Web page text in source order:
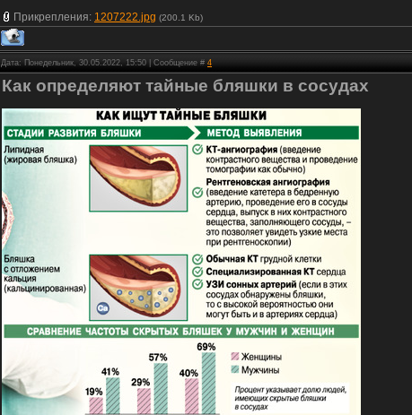
Прикрепления: 1207222.jpg (200.1 Kb)
Дата: Понедельник, 30.05.2022, 15:50 | Сообщение # 4
Как определяют тайные бляшки в сосудах